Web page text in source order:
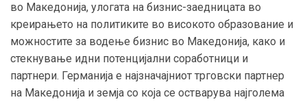
во Македонија, улогата на бизнис-заедницата во
креирањето на политиките во високото образование и
можностите за водење бизнис во Македонија, како и
стекнување идни потенцијални соработници и
партнери. Германија е најзначајниот трговски партнер
на Македонија и земја со која се остварува најголема